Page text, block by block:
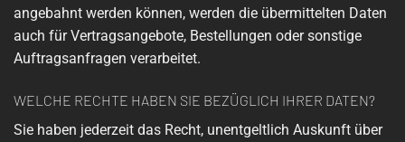
angebahnt werden können, werden die übermittelten Daten
auch für Vertragsangebote, Bestellungen oder sonstige
Auftragsanfragen verarbeitet.
WELCHE RECHTE HABEN SIE BEZÜGLICH IHRER DATEN?
Sie haben jederzeit das Recht, unentgeltlich Auskunft über